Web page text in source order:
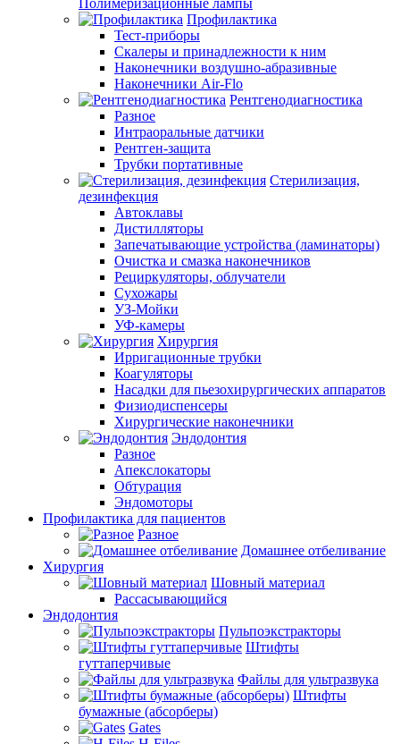
Полимеризационные лампы
Профилактика
Тест-приборы
Скалеры и принадлежности к ним
Наконечники воздушно-абразивные
Наконечники Air-Flo
Рентгенодиагностика
Разное
Интраоральные датчики
Рентген-защита
Трубки портативные
Стерилизация,
дезинфекция
Автоклавы
Дистилляторы
Запечатывающие устройства (ламинаторы)
Очистка и смазка наконечников
Рециркуляторы, облучатели
Сухожары
УЗ-Мойки
УФ-камеры
Хирургия
Ирригационные трубки
Коагуляторы
Насадки для пьезохирургических аппаратов
Физиодиспенсеры
Хирургические наконечники
Эндодонтия
Разное
Апекслокаторы
Обтурация
Эндомоторы
Профилактика для пациентов
Разное
Домашнее отбеливание
Хирургия
Шовный материал
Рассасывающийся
Эндодонтия
Пульпоэкстракторы
Штифты
гуттаперчивые
Файлы для ультразвука
Штифты
бумажные (абсорберы)
Gates